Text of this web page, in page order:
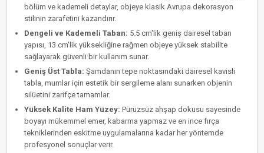
bölüm ve kademeli detaylar, objeye klasik Avrupa dekorasyon
stilinin zarafetini kazandırır.
Dengeli ve Kademeli Taban: 5.5 cm'lik geniş dairesel taban
yapısı, 13 cm'lik yüksekliğine rağmen objeye yüksek stabilite
sağlayarak güvenli bir kullanım sunar.
Geniş Üst Tabla: Şamdanın tepe noktasındaki dairesel kavisli
tabla, mumlar için estetik bir sergileme alanı sunarken objenin
silüetini zarifçe tamamlar.
Yüksek Kalite Ham Yüzey: Pürüzsüz ahşap dokusu sayesinde
boyayı mükemmel emer, kabarma yapmaz ve en ince fırça
tekniklerinden eskitme uygulamalarına kadar her yöntemde
profesyonel sonuçlar verir.